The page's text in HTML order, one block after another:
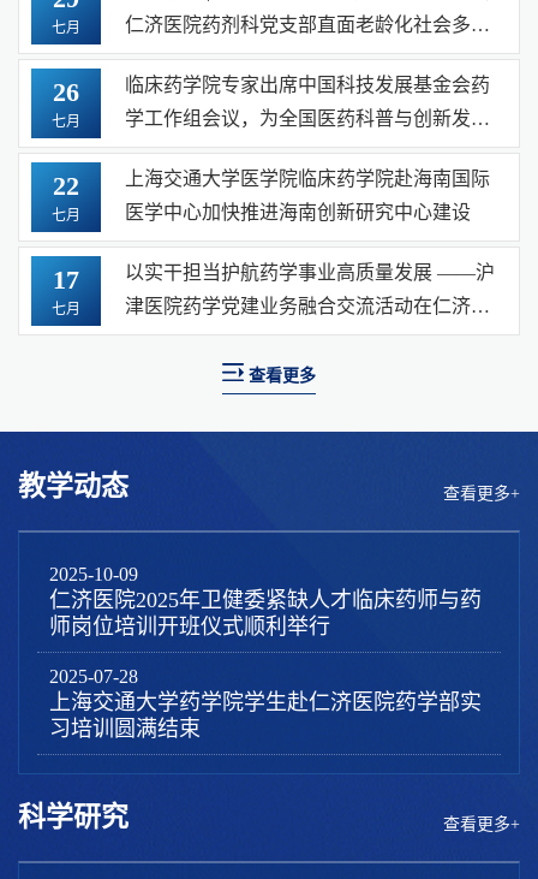
七月
仁济医院药剂科党支部直面老龄化社会多重
用药难题，拓展服务边界
26
七月
临床药学院专家出席中国科技发展基金会药
学工作组会议，为全国医药科普与创新发展
贡献交医力量
22
七月
上海交通大学医学院临床药学院赴海南国际
医学中心加快推进海南创新研究中心建设
17
七月
以实干担当护航药学事业高质量发展 ——沪
津医院药学党建业务融合交流活动在仁济医
院圆满举办
查看更多
教学动态 查看更多+
2025-10-09
仁济医院2025年卫健委紧缺人才临床药师与药
师岗位培训开班仪式顺利举行
2025-07-28
上海交通大学药学院学生赴仁济医院药学部实
习培训圆满结束
科学研究 查看更多+